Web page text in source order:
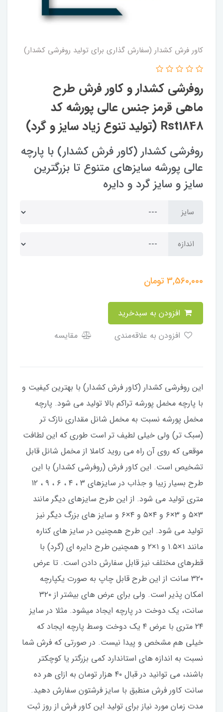
کاور فرش کشدار (سفارش گذاری برای تولید روفرشی کشدار)
روفرشی کشدار و کاور فرش طرح
ماهی قرمز جنس عالی پورشه کد
Rst1848 (تولید تنوع زیاد سایز و گرد)
روفرشی کشدار (کاور فرش کشدار) با پارچه
عالی پورشه سایزهای متنوع تا بزرگترین
سایز و سایز گرد و دایره
سایز
اندازه
3,560,000تومان
مقایسه
این روفرشی کشدار (کاور فرش کشدار) با بهترین کیفیت و
با پارچه مخمل پورشه تراکم بالا تولید می شود. پارچه
مخمل پورشه نسبت به مخمل شانل مقداری نازک تر
(سبک تر) ولی خیلی لطیف تر است طوری که این لطافت
موقعی که روی آن راه می روید کاملا از مخمل شانل قابل
تشخیص است. این کاور فرش (روفرشی کشدار) با این
طرح بسیار زیبا و جذاب در سایزهای ۳ ، ۴ ، ۶ ، ۹ ، ۱۲
متری تولید می شود. از این طرح سایزهای دیگر مانند
۳×۵ و ۳×۶ و ۴×۵ و ۴×۶ و سایز های بزرگ دیگر نیز
تولید می شود. این طرح همچنین در سایز های کناره
مانند ۱×۱.۵ و ۱×۲ و همچنین طرح دایره ای (گرد) با
قطرهای مختلف نیز قابل سفارش دادن است. تا عرض
۳۲۰ سانت از این طرح قابل چاپ به صورت یکپارچه
امکان پذیر است. ولی برای عرض های بیشتر از ۳۲۰
سانت، یک دوخت در پارچه ایجاد میشود. مثلا در سایز
۲۴ متری با عرض ۴ یک دوخت وسط پارچه ایجاد که
خیلی هم مشخص و پیدا نیست. در صورتی که فرش شما
نسبت به اندازه های استاندارد کمی بزرگتر یا کوچکتر
باشند، می توانید در قبال ۴۰ هزار تومان به ازای هر ده
سانت کاور فرش منطبق با سایز فرشتون سفارش دهید.
مدت زمان مورد نیاز برای تولید این کاور فرش از روز ثبت